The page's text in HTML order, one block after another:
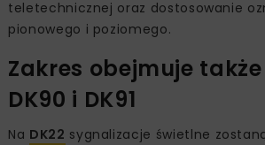
teletechnicznej oraz dostosowanie
pionowego i poziomego.
Zakres obejmuje także
DK90 i DK91
Na DK22 sygnalizacje świetlne